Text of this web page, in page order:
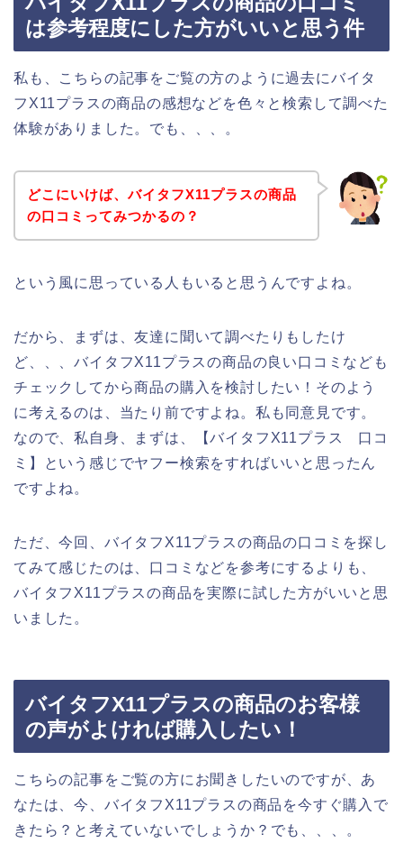
は参考程度にした方がいいと思う件
私も、こちらの記事をご覧の方のように過去にバイタ
フX11プラスの商品の感想などを色々と検索して調べた
体験がありました。でも、、、。
どこにいけば、バイタフX11プラスの商品
の口コミってみつかるの？
という風に思っている人もいると思うんですよね。
だから、まずは、友達に聞いて調べたりもしたけ
ど、、、バイタフX11プラスの商品の良い口コミなども
チェックしてから商品の購入を検討したい！そのよう
に考えるのは、当たり前ですよね。私も同意見です。
なので、私自身、まずは、【バイタフX11プラス 口コ
ミ】という感じでヤフー検索をすればいいと思ったん
ですよね。
ただ、今回、バイタフX11プラスの商品の口コミを探し
てみて感じたのは、口コミなどを参考にするよりも、
バイタフX11プラスの商品を実際に試した方がいいと思
いました。
バイタフX11プラスの商品のお客様
の声がよければ購入したい！
こちらの記事をご覧の方にお聞きしたいのですが、あ
なたは、今、バイタフX11プラスの商品を今すぐ購入で
きたら？と考えていないでしょうか？でも、、、。